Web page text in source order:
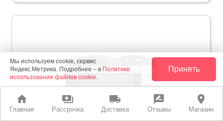
home
Главная
payments
Рассрочка
local_shipping
Доставка
rate_review
Отзывы
place
Магазин
Мы используем cookie, сервис
Яндекс.Метрика. Подробнее – в Политике
использования файлов cookie.
Принять